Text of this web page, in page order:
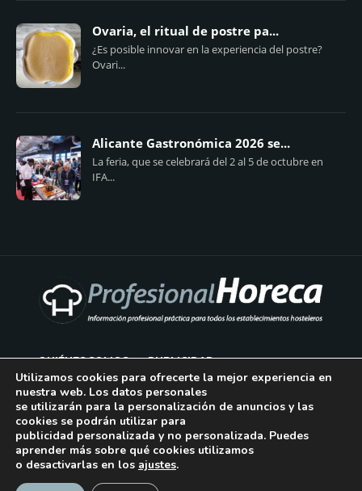
Ovaria, el ritual de postre pa...
¿Es posible innovar en la experiencia del postre?
Ovari...
Alicante Gastronómica 2026 se...
La feria, que se celebrará del 2 al 5 de octubre en
IFA...
QUIÉNES SOMOS PUBLICIDAD
AVISO LEGAL
POLÍTICA DE COOKIES
POLÍTICA DE PRIVACIDAD
Utilizamos cookies para ofrecerte la mejor experiencia en
nuestra web. Los datos personales
se utilizarán para la personalización de anuncios y las
cookies se podrán utilizar para
publicidad personalizada y no personalizada. Puedes
aprender más sobre qué cookies utilizamos
o desactivarlas en los ajustes.